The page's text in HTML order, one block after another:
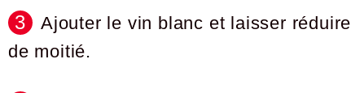
Ajouter le vin blanc et laisser réduire
de moitié.